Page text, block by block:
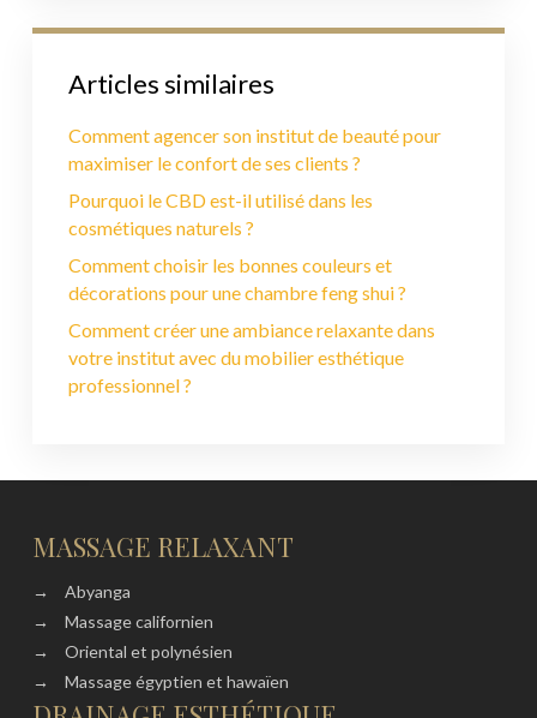
Articles similaires
Comment agencer son institut de beauté pour
maximiser le confort de ses clients ?
Pourquoi le CBD est-il utilisé dans les
cosmétiques naturels ?
Comment choisir les bonnes couleurs et
décorations pour une chambre feng shui ?
Comment créer une ambiance relaxante dans
votre institut avec du mobilier esthétique
professionnel ?
MASSAGE RELAXANT
→
Abyanga
→
Massage californien
→
Oriental et polynésien
→
Massage égyptien et hawaïen